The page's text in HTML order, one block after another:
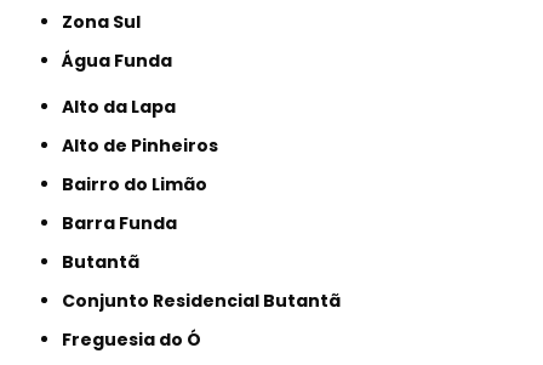
Zona Sul
Água Funda
Alto da Lapa
Alto de Pinheiros
Bairro do Limão
Barra Funda
Butantã
Conjunto Residencial Butantã
Freguesia do Ó